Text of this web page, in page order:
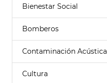
Bienestar Social
Bomberos
Contaminación Acústica
Cultura